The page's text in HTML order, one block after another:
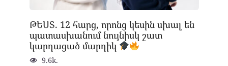
ԹԵՍՏ. 12 հարց, որոնց կեսին սխալ են
պատասխանում նույնիսկ շատ
կարդացած մարդիկ
9.6k.